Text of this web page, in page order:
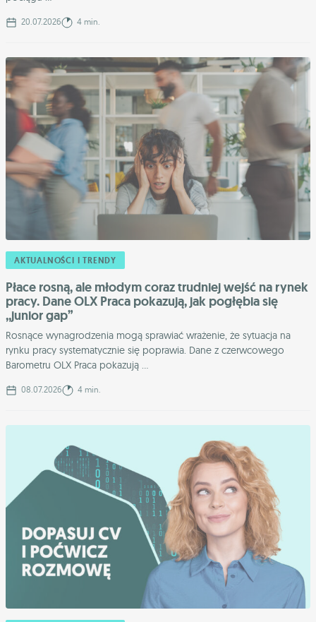
20.07.2026 4 min.
AKTUALNOŚCI I TRENDY
Płace rosną, ale młodym coraz trudniej wejść na rynek
pracy. Dane OLX Praca pokazują, jak pogłębia się
,,junior gap”
Rosnące wynagrodzenia mogą sprawiać wrażenie, że sytuacja na
rynku pracy systematycznie się poprawia. Dane z czerwcowego
Barometru OLX Praca pokazują ...
08.07.2026 4 min.